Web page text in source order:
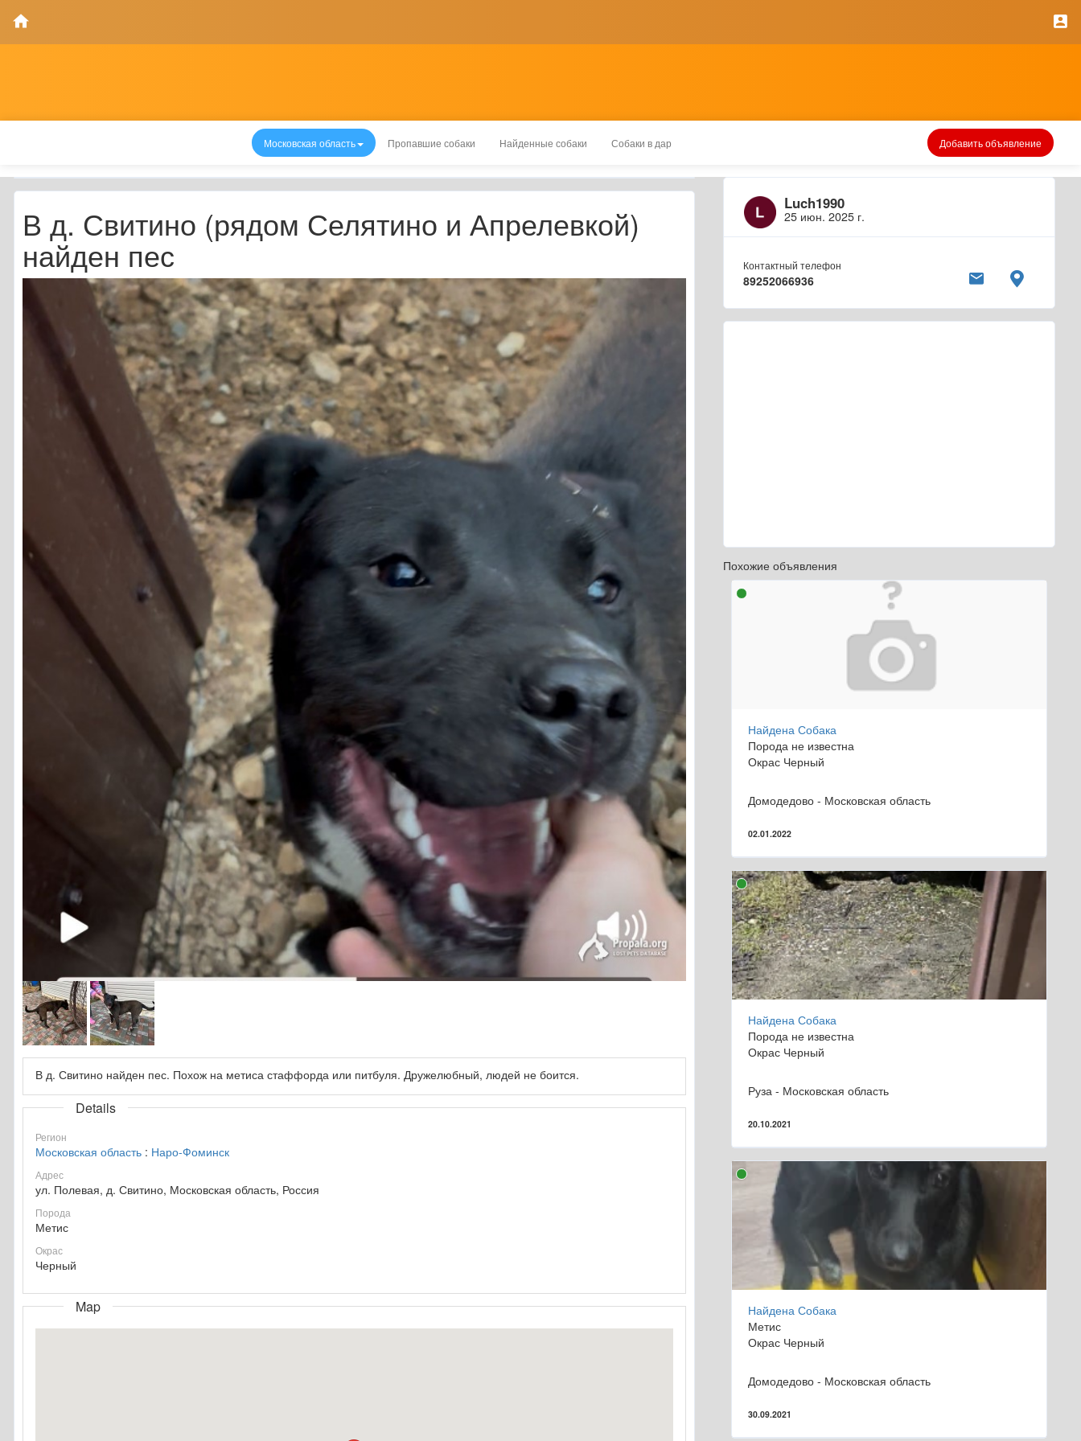
Московская область Пропавшие собаки Найденные собаки Собаки в дар Добавить объявление
Luch1990
25 июн. 2025 г.
Контактный телефон
89252066936
В д. Свитино (рядом Селятино и Апрелевкой)
найден пес
В д. Свитино найден пес. Похож на метиса стаффорда или питбуля. Дружелюбный, людей не боится.
Details
Регион
Московская область : Наро-Фоминск
Адрес
ул. Полевая, д. Свитино, Московская область, Россия
Порода
Метис
Окрас
Черный
Map
Похожие объявления
Найдена Собака
Порода не известна
Окрас Черный
Домодедово - Московская область
02.01.2022
Найдена Собака
Порода не известна
Окрас Черный
Руза - Московская область
20.10.2021
Найдена Собака
Метис
Окрас Черный
Домодедово - Московская область
30.09.2021